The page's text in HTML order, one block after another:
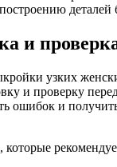
деталей
и
узких
и проверку
ошибок и
которые